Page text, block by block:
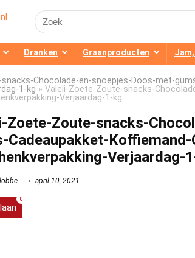
Search
for:
Dranken Graanproducten
Chocolade-en-snoepjes-Doos-met-
1-kg » Valeli-Zoete-Zoute-snacks-
Verjaardag-1-kg
Zoete-Zoute-snacks-
Cadeaupakket-Koffiemand-
Verjaardag-
april 10, 2021
0